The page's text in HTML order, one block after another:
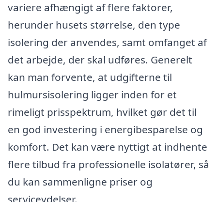
variere afhængigt af flere faktorer,
herunder husets størrelse, den type
isolering der anvendes, samt omfanget af
det arbejde, der skal udføres. Generelt
kan man forvente, at udgifterne til
hulmursisolering ligger inden for et
rimeligt prisspektrum, hvilket gør det til
en god investering i energibesparelse og
komfort. Det kan være nyttigt at indhente
flere tilbud fra professionelle isolatører, så
du kan sammenligne priser og
serviceydelser.